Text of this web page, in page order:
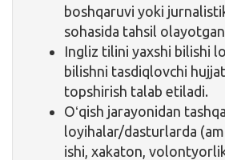
boshqaruvi yoki
sohasida tahsil
Ingliz tilini yaxshi bilishi
bilishni tasdiqlovchi
topshirish talab etiladi.
Oʻqish jarayonidan
loyihalar/dasturlarda
ishi, xakaton,